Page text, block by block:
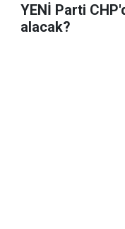
YENİ Parti
alacak?